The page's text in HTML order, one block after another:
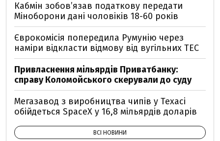
Кабмін зобовʼязав податкову передати
Міноборони дані чоловіків 18-60 років
Єврокомісія попередила Румунію через
наміри відкласти відмову від вугільних ТЕС
Привласнення мільярдів Приватбанку:
справу Коломойського скерували до суду
Мегазавод з виробництва чипів у Техасі
обійдеться SpaceX у 16,8 мільярдів доларів
ВСІ НОВИНИ